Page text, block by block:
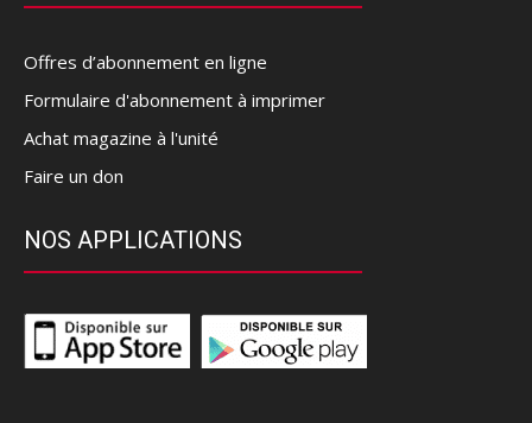
Offres d’abonnement en ligne
Formulaire d'abonnement à imprimer
Achat magazine à l'unité
Faire un don
NOS APPLICATIONS